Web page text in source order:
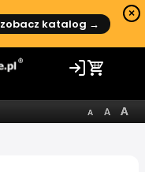
zobacz katalog →
×